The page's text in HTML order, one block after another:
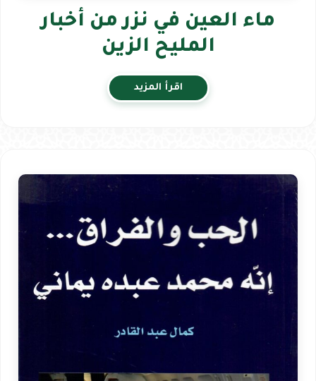
ماء العين في نزر من أخبار
المليح الزين
اقرأ المزيد